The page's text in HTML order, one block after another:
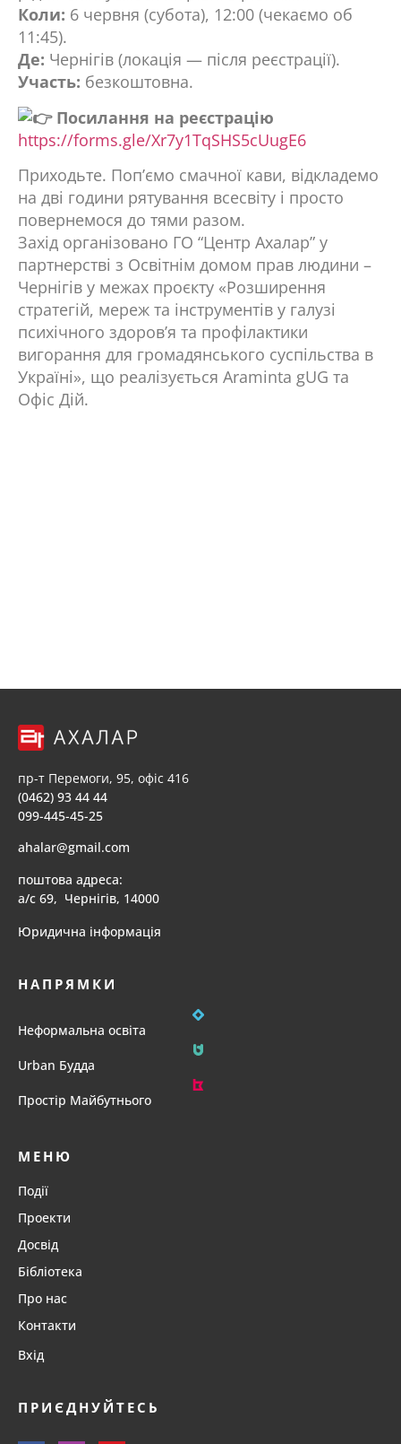
Коли: 6 червня (субота), 12:00 (чекаємо об
11:45).
Де: Чернігів (локація — після реєстрації).
Участь: безкоштовна.
Посилання на реєстрацію
https://forms.gle/Xr7y1TqSHS5cUugE6
Приходьте. Поп’ємо смачної кави, відкладемо
на дві години рятування всесвіту і просто
повернемося до тями разом.
Захід організовано ГО “Центр Ахалар” у
партнерстві з Освітнім домом прав людини –
Чернігів у межах проєкту «Розширення
стратегій, мереж та інструментів у галузі
психічного здоров’я та профілактики
вигорання для громадянського суспільства в
Україні», що реалізується Araminta gUG та
Офіс Дій.
пр-т Перемоги, 95, офіс 416
(0462) 93 44 44
099-445-45-25
ahalar@gmail.com
поштова адреса:
а/с 69, Чернігів, 14000
Юридична інформація
НАПРЯМКИ
Неформальна освіта
Urban Будда
Простір Майбутнього
МЕНЮ
Події
Проекти
Досвід
Бібліотека
Про нас
Контакти
Вхід
ПРИЄДНУЙТЕСЬ